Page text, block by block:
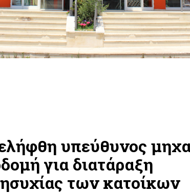
υπεύθυνος
για διατάραξη
των κατοίκων